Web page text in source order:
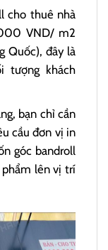
cho thuê nhà
VND/ m2
Quốc), đây là
tượng khách
bạn chỉ cần
cầu đơn vị in
góc bandroll
lên vị trí